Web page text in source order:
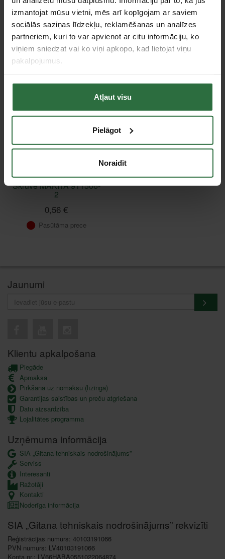
izmantojat mūsu vietni, mēs arī kopīgojam ar saviem
sociālās saziņas līdzekļu, reklamēšanas un analīzes
partneriem, kuri to var apvienot ar citu informāciju, ko
viņiem sniedzat vai ko viņi apkopo, kad lietojat viņu
pakalpojumus.
Atļaut visu
Pielāgot
Noraidīt
Failed to load product list.
Apskatītie produkti
Skrūve MAKITA 911506-
2
0,56 €
Pasūtāma prece
Jaunumi
Klientu apkalpošana
Piegāde
Apmaksa
Pirkšana uz nomaksu (līzingā)
Garantijas saistības un preču atgriešana
Datu aizsardzība
Lojalitātes programma
Uzņēmuma informācija
SIA „Gitana tehniskais nodrošinājums”
Serviss
Interesanti
Ražotāji
Kontakti
Noderīga informācija
SIA „Gitana tehniskais nodrošinājums” rekvizīti
Reģistrācijas numurs: 40103191066
PVN numurs: LV40103191066
Konta nr.: LV66HABA0551022064874